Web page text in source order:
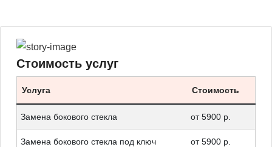
Стоимость услуг
Услуга Стоимость
Замена бокового стекла от 5900 р.
Замена бокового стекла под ключ от 5900 р.